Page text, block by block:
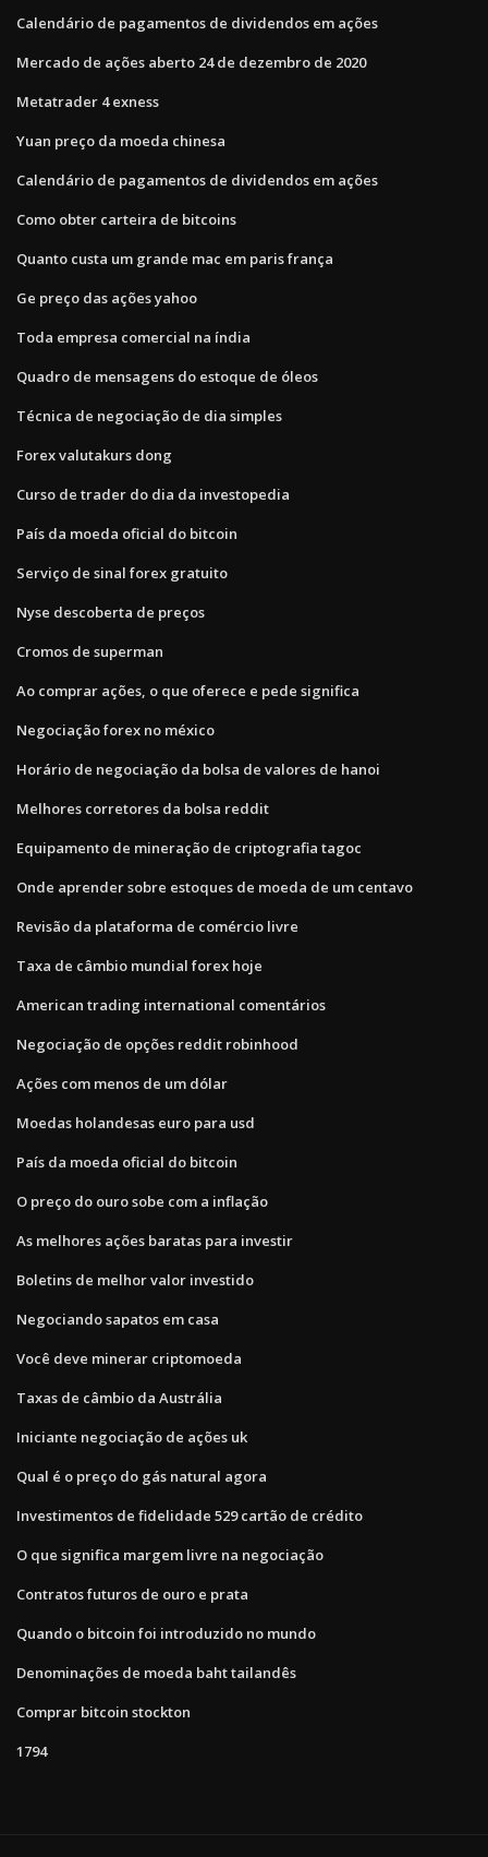
Calendário de pagamentos de dividendos em ações
Mercado de ações aberto 24 de dezembro de 2020
Metatrader 4 exness
Yuan preço da moeda chinesa
Calendário de pagamentos de dividendos em ações
Como obter carteira de bitcoins
Quanto custa um grande mac em paris frança
Ge preço das ações yahoo
Toda empresa comercial na índia
Quadro de mensagens do estoque de óleos
Técnica de negociação de dia simples
Forex valutakurs dong
Curso de trader do dia da investopedia
País da moeda oficial do bitcoin
Serviço de sinal forex gratuito
Nyse descoberta de preços
Cromos de superman
Ao comprar ações, o que oferece e pede significa
Negociação forex no méxico
Horário de negociação da bolsa de valores de hanoi
Melhores corretores da bolsa reddit
Equipamento de mineração de criptografia tagoc
Onde aprender sobre estoques de moeda de um centavo
Revisão da plataforma de comércio livre
Taxa de câmbio mundial forex hoje
American trading international comentários
Negociação de opções reddit robinhood
Ações com menos de um dólar
Moedas holandesas euro para usd
País da moeda oficial do bitcoin
O preço do ouro sobe com a inflação
As melhores ações baratas para investir
Boletins de melhor valor investido
Negociando sapatos em casa
Você deve minerar criptomoeda
Taxas de câmbio da Austrália
Iniciante negociação de ações uk
Qual é o preço do gás natural agora
Investimentos de fidelidade 529 cartão de crédito
O que significa margem livre na negociação
Contratos futuros de ouro e prata
Quando o bitcoin foi introduzido no mundo
Denominações de moeda baht tailandês
Comprar bitcoin stockton
1794